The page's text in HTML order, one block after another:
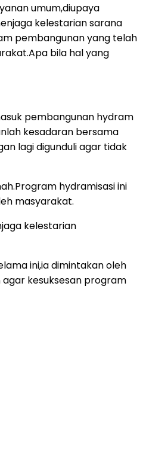
umum,diupaya
kelestarian sarana
pembangunan yang telah
bila hal yang
pembangunan hydram
kesadaran bersama
lagi digunduli agar tidak
hydramisasi ini
masyarakat.
kelestarian
ini,ia dimintakan oleh
kesuksesan program